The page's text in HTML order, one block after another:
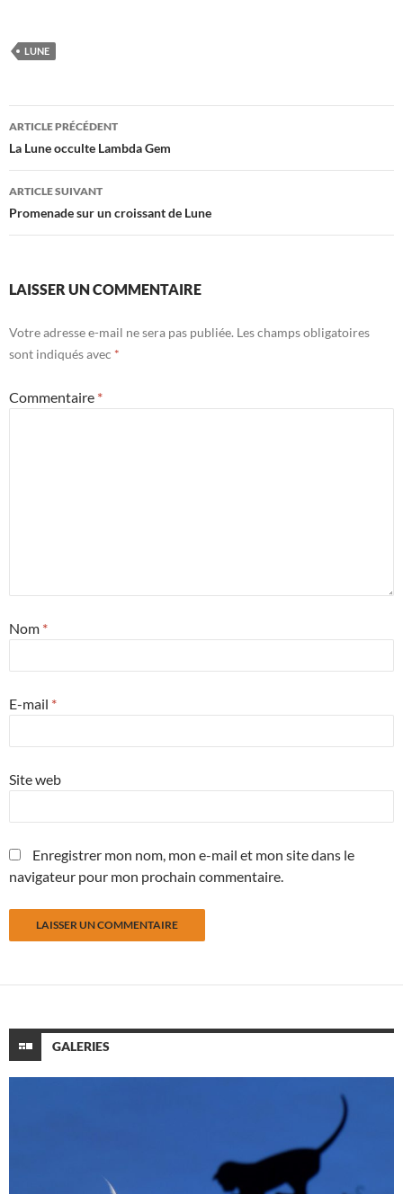
LUNE
Navigation
des
articles
ARTICLE PRÉCÉDENT
La Lune occulte Lambda Gem
ARTICLE SUIVANT
Promenade sur un croissant de Lune
LAISSER UN COMMENTAIRE
Votre adresse e-mail ne sera pas publiée. Les champs obligatoires
sont indiqués avec *
Commentaire *
Nom *
E-mail *
Site web
Enregistrer mon nom, mon e-mail et mon site dans le
navigateur pour mon prochain commentaire.
GALERIES